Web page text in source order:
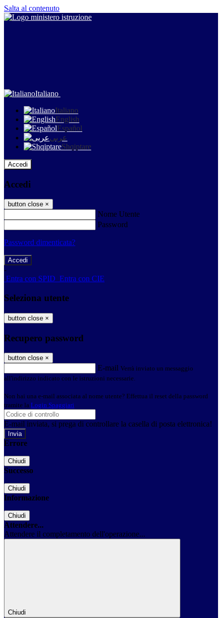
Salta al contenuto
Italiano
Italiano
English
Español
عربى
Shqiptare
Accedi
Accedi
button close ×
Nome Utente
Password
Password dimenticata?
-
Entra con SPID Entra con CIE
Seleziona utente
button close ×
Recupero password
button close ×
E-mail Verrà inviato un messaggio
all'indirizzo indicato con le istruzioni necessarie.
Non hai una e-mail associata al nome utente? Effettua il reset della password
tramite la Login Spaggiari
E-mail inviata, si prega di controllare la casella di posta elettronica!
Errore
Chiudi
Successo
Chiudi
Informazione
Chiudi
Attendere...
Attendere il completamento dell'operazione...
Chiudi